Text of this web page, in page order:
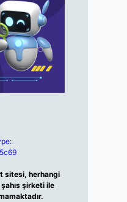
sitesi, herhangi
şirketi ile